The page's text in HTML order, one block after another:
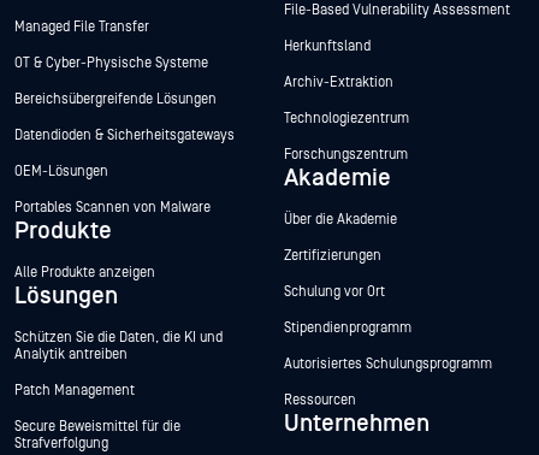
Managed File Transfer
OT & Cyber-Physische Systeme
Bereichsübergreifende Lösungen
Datendioden & Sicherheitsgateways
OEM-Lösungen
Portables Scannen von Malware
Produkte
Alle Produkte anzeigen
Lösungen
Schützen Sie die Daten, die KI und
Analytik antreiben
Patch Management
Secure Beweismittel für die
Strafverfolgung
File-Based Vulnerability Assessment
Herkunftsland
Archiv-Extraktion
Technologiezentrum
Forschungszentrum
Akademie
Über die Akademie
Zertifizierungen
Schulung vor Ort
Stipendienprogramm
Autorisiertes Schulungsprogramm
Ressourcen
Unternehmen